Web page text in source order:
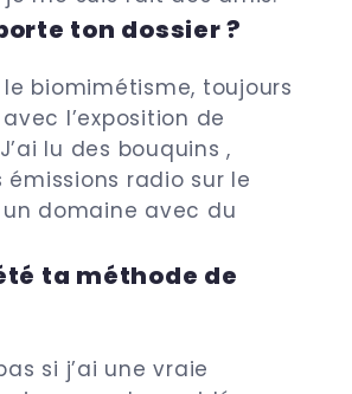
ton dossier ?
biomimétisme, toujours
l’exposition de
lu des bouquins ,
radio sur le
un domaine avec du
ta méthode de
si j’ai une vraie